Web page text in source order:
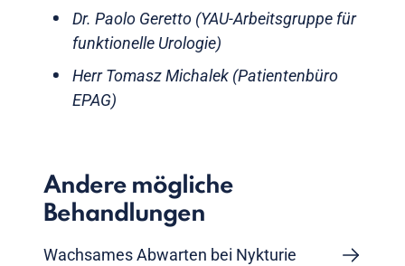
Dr. Paolo Geretto (YAU-Arbeitsgruppe für
funktionelle Urologie)
Herr Tomasz Michalek (Patientenbüro
EPAG)
Andere mögliche
Behandlungen
Wachsames Abwarten bei Nykturie